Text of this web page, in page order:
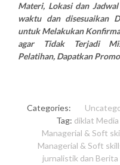
Materi, Lokasi dan
waktu dan disesuaikan
untuk Melakukan
agar Tidak Terjadi
Pelatihan, Dapatkan
Categories:
Tag: diklat
Managerial & Soft
Managerial & Soft
jurnalistik dan